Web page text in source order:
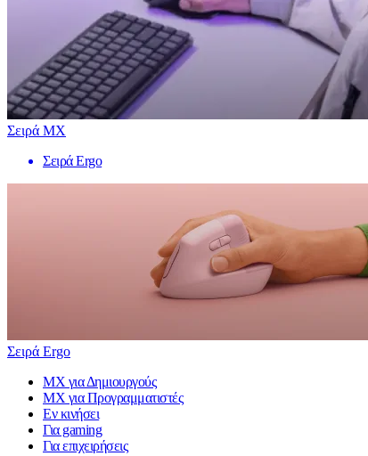
Σειρά MX
Σειρά Ergo
Σειρά Ergo
MX για Δημιουργούς
MX για Προγραμματιστές
Εν κινήσει
Για gaming
Για επιχειρήσεις